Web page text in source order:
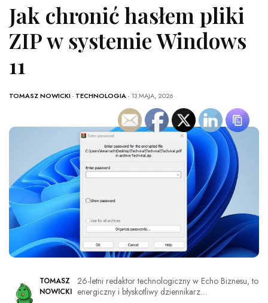
Jak chronić hasłem pliki
ZIP w systemie Windows
11
TOMASZ NOWICKI-TECHNOLOGIA- 13 MAJA, 2026
TOMASZ
NOWICKI
26-letni redaktor technologiczny w Echo Biznesu, to
energiczny i błyskotliwy dziennikarz…